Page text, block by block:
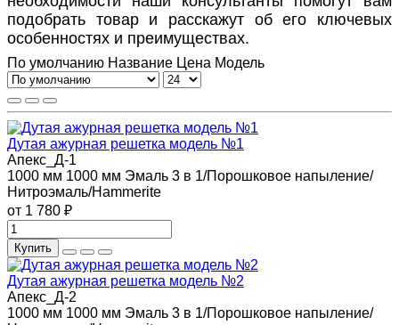
подобрать товар и расскажут об его ключевых
особенностях и преимуществах.
По умолчанию Название Цена Модель
Дутая ажурная решетка модель №1
Апекс_Д-1
1000 мм 1000 мм Эмаль 3 в 1/Порошковое напыление/
Нитроэмаль/Hammerite
от 1 780 ₽
Купить
Дутая ажурная решетка модель №2
Апекс_Д-2
1000 мм 1000 мм Эмаль 3 в 1/Порошковое напыление/